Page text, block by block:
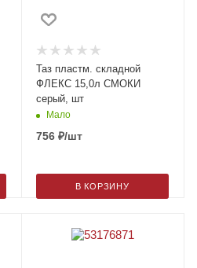
Таз пластм. складной
ФЛЕКС 15,0л СМОКИ
серый, шт
Мало
756₽/шт
В КОРЗИНУ